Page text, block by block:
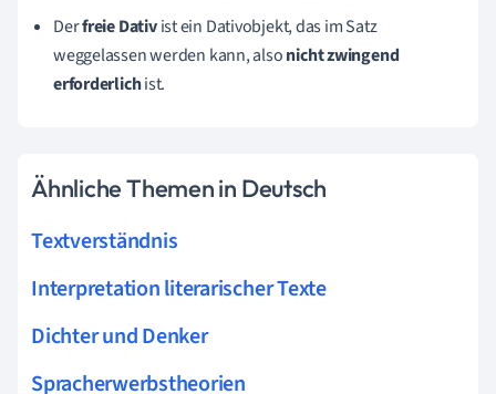
Derfreie Dativist ein Dativobjekt, das im Satz
weggelassen werden kann, alsonicht zwingend
erforderlichist.
Ähnliche Themen in Deutsch
Textverständnis
Interpretation literarischer Texte
Dichter und Denker
Spracherwerbstheorien